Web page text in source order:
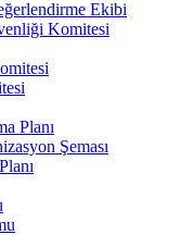
Ekibi
Komitesi
Planı
Şeması